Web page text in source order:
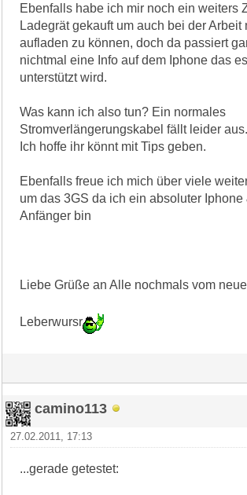
Ebenfalls habe ich mir noch ein weiters
Ladegrät gekauft um auch bei der Arbeit
aufladen zu können, doch da passiert
nichtmal eine Info auf dem Iphone das
unterstützt wird.
Was kann ich also tun? Ein normales
Stromverlängerungskabel fällt leider aus.
Ich hoffe ihr könnt mit Tips geben.
Ebenfalls freue ich mich über viele
um das 3GS da ich ein absoluter Iphone
Anfänger bin
Liebe Grüße an Alle nochmals vom
Leberwursr
camino113
27.02.2011, 17:13
...gerade getestet: